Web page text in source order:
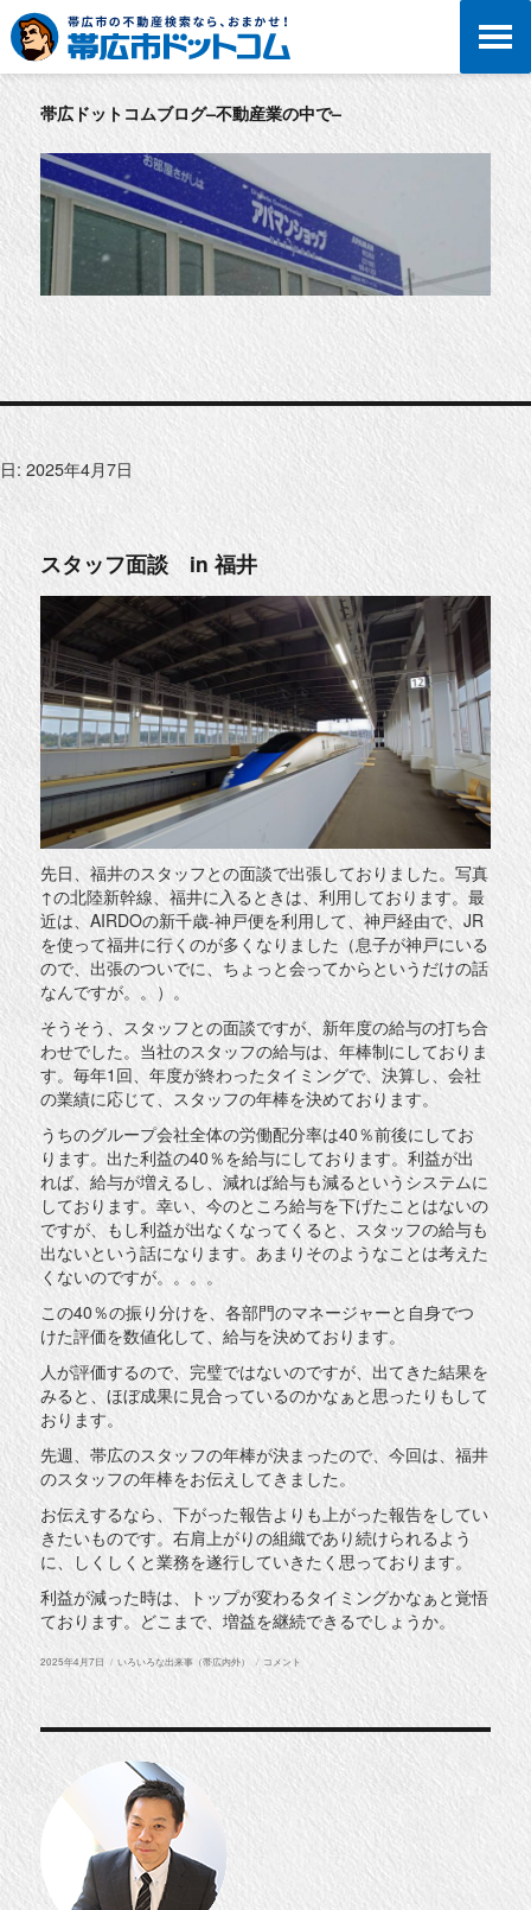
帯広ドットコムブログ–不動産業の中で–
日: 2025年4月7日
スタッフ面談 in 福井
先日、福井のスタッフとの面談で出張しておりました。写真
↑の北陸新幹線、福井に入るときは、利用しております。最
近は、AIRDOの新千歳-神戸便を利用して、神戸経由で、JR
を使って福井に行くのが多くなりました（息子が神戸にいる
ので、出張のついでに、ちょっと会ってからというだけの話
なんですが。。）。
そうそう、スタッフとの面談ですが、新年度の給与の打ち合
わせでした。当社のスタッフの給与は、年棒制にしておりま
す。毎年1回、年度が終わったタイミングで、決算し、会社
の業績に応じて、スタッフの年棒を決めております。
うちのグループ会社全体の労働配分率は40％前後にしてお
ります。出た利益の40％を給与にしております。利益が出
れば、給与が増えるし、減れば給与も減るというシステムに
しております。幸い、今のところ給与を下げたことはないの
ですが、もし利益が出なくなってくると、スタッフの給与も
出ないという話になります。あまりそのようなことは考えた
くないのですが。。。。
この40％の振り分けを、各部門のマネージャーと自身でつ
けた評価を数値化して、給与を決めております。
人が評価するので、完璧ではないのですが、出てきた結果を
みると、ほぼ成果に見合っているのかなぁと思ったりもして
おります。
先週、帯広のスタッフの年棒が決まったので、今回は、福井
のスタッフの年棒をお伝えしてきました。
お伝えするなら、下がった報告よりも上がった報告をしてい
きたいものです。右肩上がりの組織であり続けられるよう
に、しくしくと業務を遂行していきたく思っております。
利益が減った時は、トップが変わるタイミングかなぁと覚悟
ております。どこまで、増益を継続できるでしょうか。
投
2025年4月7日
カ
いろいろな出来事（帯広内外）
ス
コメント